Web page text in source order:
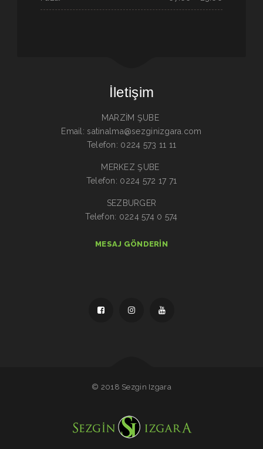
İletişim
MARZİM ŞUBE
Email: satinalma@sezginizgara.com
Telefon: 0224 573 11 11
MERKEZ ŞUBE
Telefon: 0224 572 17 71
SEZBURGER
Telefon: 0224 574 0 574
MESAJ GÖNDERIN
© 2018 Sezgin Izgara